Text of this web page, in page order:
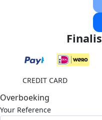
CREDIT CARD
Overboeking
Your Reference